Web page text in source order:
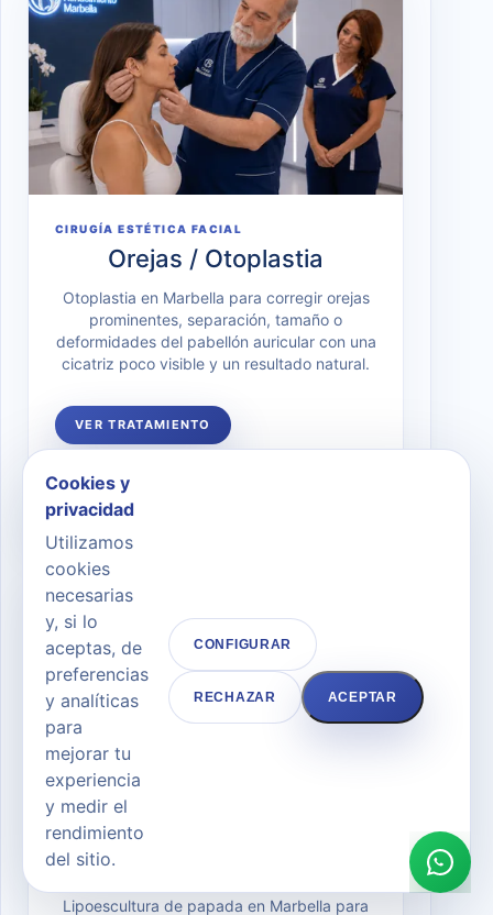
CIRUGÍA ESTÉTICA FACIAL
Orejas / Otoplastia
Otoplastia en Marbella para corregir orejas
prominentes, separación, tamaño o
deformidades del pabellón auricular con una
cicatriz poco visible y un resultado natural.
VER TRATAMIENTO
PACIENTE IDEAL Y QUÉ TRATA
CIRUGÍA ESTÉTICA FACIAL
Lipoescultura de Papada
Lipoescultura de papada en Marbella para
Cookies y
privacidad
Utilizamos
cookies
necesarias
y, si lo
aceptas, de
preferencias
y analíticas
para
mejorar tu
experiencia
y medir el
rendimiento
del sitio.
CONFIGURAR
RECHAZAR ACEPTAR